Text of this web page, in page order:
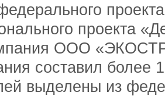
проекта
ООО
составил более
выделены из